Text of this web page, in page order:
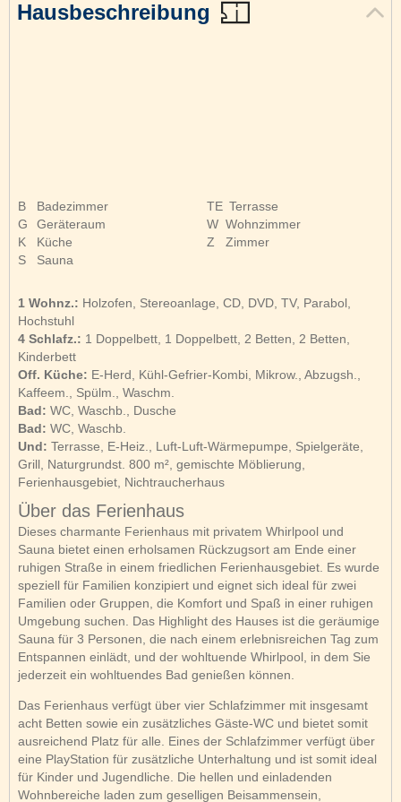
Hausbeschreibung
B
Badezimmer
G
Geräteraum
K
Küche
S
Sauna
TE Terrasse
W Wohnzimmer
Z
Zimmer
1 Wohnz.: Holzofen, Stereoanlage, CD, DVD, TV, Parabol,
Hochstuhl
4 Schlafz.: 1 Doppelbett, 1 Doppelbett, 2 Betten, 2 Betten,
Kinderbett
Off. Küche: E-Herd, Kühl-Gefrier-Kombi, Mikrow., Abzugsh.,
Kaffeem., Spülm., Waschm.
Bad: WC, Waschb., Dusche
Bad: WC, Waschb.
Und: Terrasse, E-Heiz., Luft-Luft-Wärmepumpe, Spielgeräte,
Grill, Naturgrundst. 800 m², gemischte Möblierung,
Ferienhausgebiet, Nichtraucherhaus
Über das Ferienhaus
Dieses charmante Ferienhaus mit privatem Whirlpool und
Sauna bietet einen erholsamen Rückzugsort am Ende einer
ruhigen Straße in einem friedlichen Ferienhausgebiet. Es wurde
speziell für Familien konzipiert und eignet sich ideal für zwei
Familien oder Gruppen, die Komfort und Spaß in einer ruhigen
Umgebung suchen. Das Highlight des Hauses ist die geräumige
Sauna für 3 Personen, die nach einem erlebnisreichen Tag zum
Entspannen einlädt, und der wohltuende Whirlpool, in dem Sie
jederzeit ein wohltuendes Bad genießen können.
Das Ferienhaus verfügt über vier Schlafzimmer mit insgesamt
acht Betten sowie ein zusätzliches Gäste-WC und bietet somit
ausreichend Platz für alle. Eines der Schlafzimmer verfügt über
eine PlayStation für zusätzliche Unterhaltung und ist somit ideal
für Kinder und Jugendliche. Die hellen und einladenden
Wohnbereiche laden zum geselligen Beisammensein,